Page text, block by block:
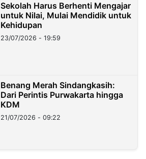
Sekolah Harus Berhenti Mengajar
untuk Nilai, Mulai Mendidik untuk
Kehidupan
23/07/2026 - 19:59
Benang Merah Sindangkasih:
Dari Perintis Purwakarta hingga
KDM
21/07/2026 - 09:22